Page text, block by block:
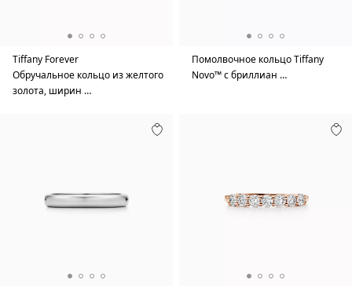
Tiffany Forever
Обручальное кольцо из желтого
золота, ширин …
Помолвочное кольцо Tiffany
Novo™ с бриллиан …